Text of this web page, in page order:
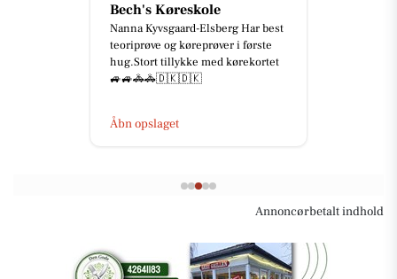
Bech's Køreskole
Nanna Kyvsgaard-Elsberg Har best
teoriprøve og køreprøver i første
hug.Stort tillykke med kørekortet
🚙🚙🚓🚓🇩🇰🇩🇰
Åbn opslaget
Annoncørbetalt indhold